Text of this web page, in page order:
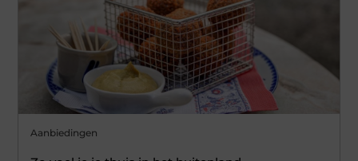
Aanbiedingen